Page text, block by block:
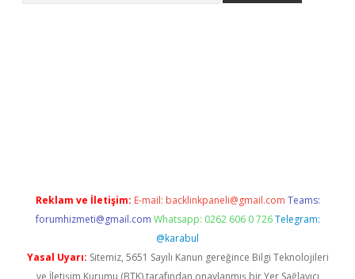
Reklam ve İletişim: E-mail: backlinkpaneli@gmail.com Teams:
forumhizmeti@gmail.com Whatsapp: 0262 606 0 726 Telegram:
@karabul
Yasal Uyarı: Sitemiz, 5651 Sayılı Kanun gereğince Bilgi Teknolojileri
ve İletişim Kurumu (BTK) tarafından onaylanmış bir Yer Sağlayıcı